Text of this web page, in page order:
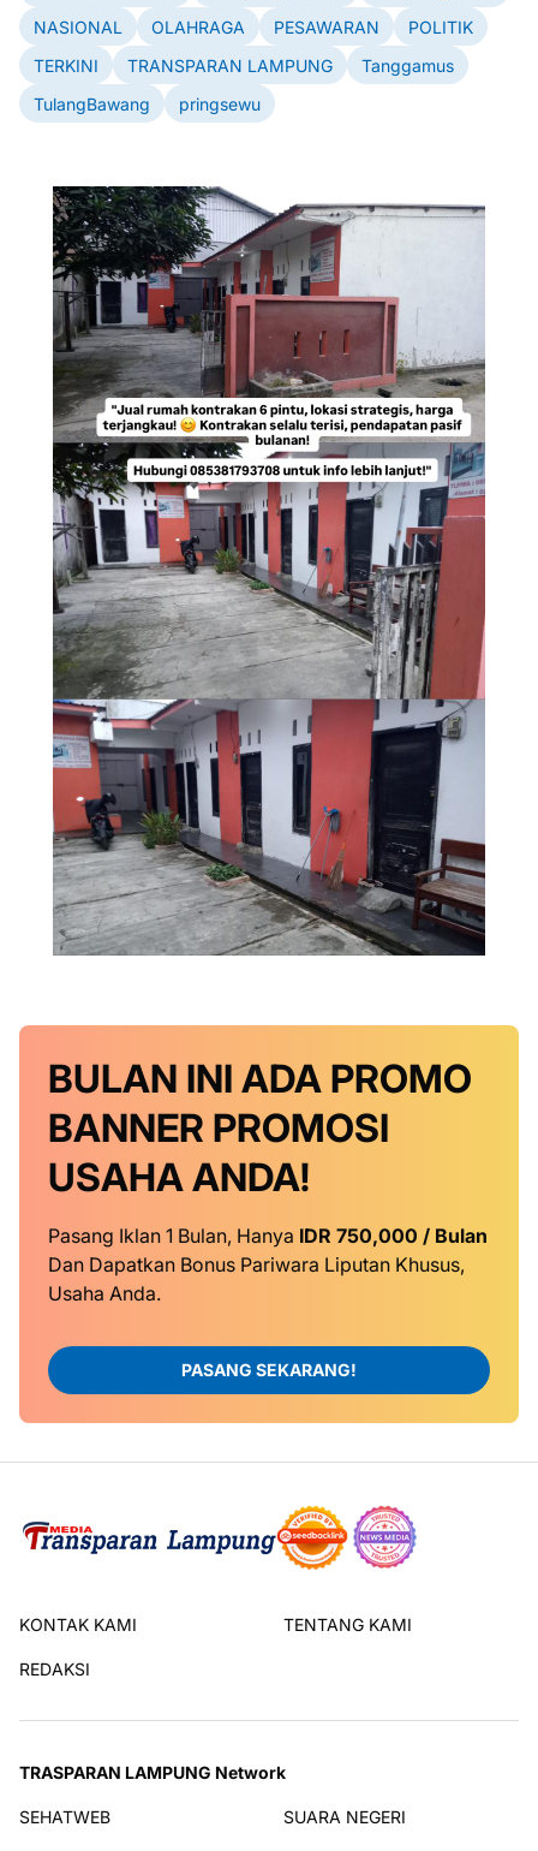
NASIONAL
OLAHRAGA PESAWARAN
POLITIK
TERKINI
TRANSPARAN LAMPUNG
Tanggamus
TulangBawang
pringsewu
BULAN INI ADA PROMO
BANNER PROMOSI
USAHA ANDA!
Pasang Iklan 1 Bulan, Hanya IDR 750,000 / Bulan
Dan Dapatkan Bonus Pariwara Liputan Khusus,
Usaha Anda.
PASANG SEKARANG!
KONTAK KAMI TENTANG KAMI
REDAKSI
TRASPARAN LAMPUNG Network
SEHATWEB SUARA NEGERI